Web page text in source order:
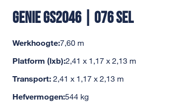
GENIE GS2046 | 076 SEL
Werkhoogte:7,60 m
Platform (lxb):2,41 x 1,17 x 2,13 m
Transport: 2,41 x 1,17 x 2,13 m
Hefvermogen:544 kg